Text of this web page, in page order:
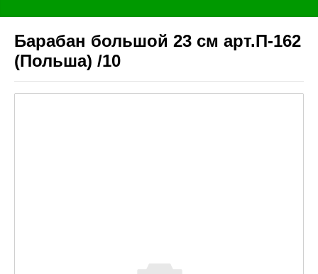
Барабан большой 23 см арт.П-162
(Польша) /10